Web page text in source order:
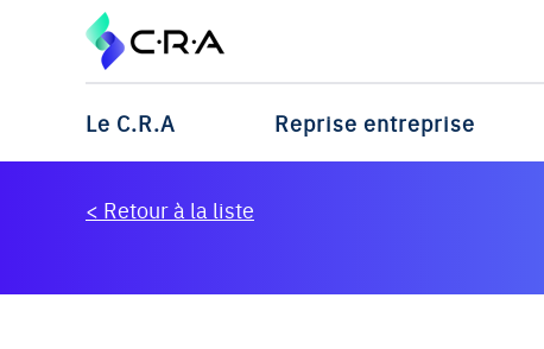
Le C.R.A Reprise entreprise
< Retour à la liste